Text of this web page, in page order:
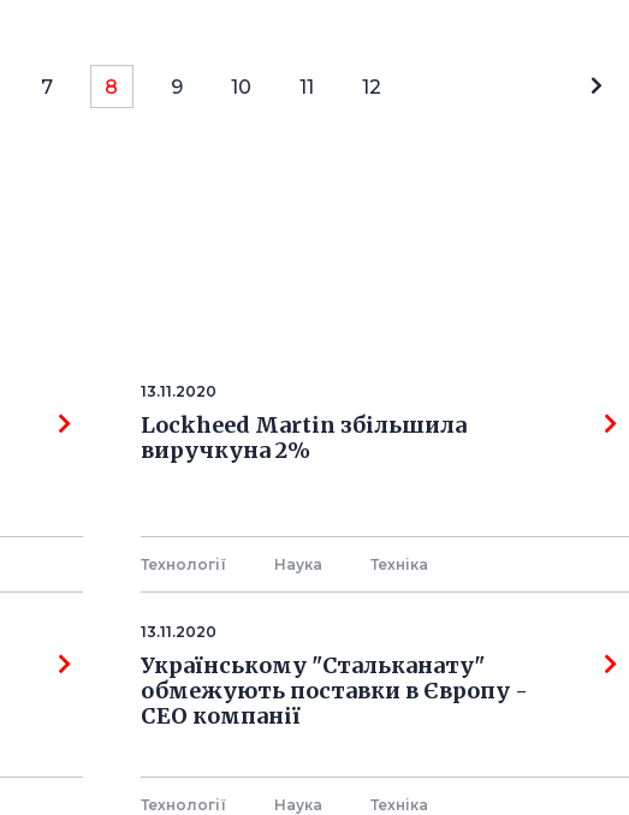
7 8 9 10 11 12
13.11.2020
Lockheed Martin збільшила
виручкуна 2%
Технології Наука Технiка
13.11.2020
Українському "Стальканату"
обмежують поставки в Європу -
СЕО компанії
Технології Наука Технiка